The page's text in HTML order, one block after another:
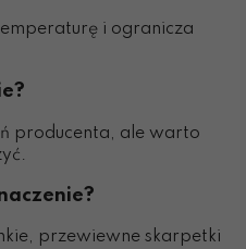
i ogranicza
producenta, ale warto
przewiewne skarpetki